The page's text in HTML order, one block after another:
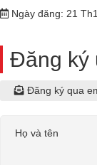
Ngày đăng: 21
Đăng ký
Đăng ký qua
Họ và tên